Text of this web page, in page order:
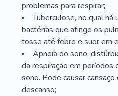
problemas para respirar;
Tuberculose, no qual há
bactérias que atinge os
tosse até febre e suor em
Apneia do sono,
da respiração em períodos
sono. Pode causar
descanso;